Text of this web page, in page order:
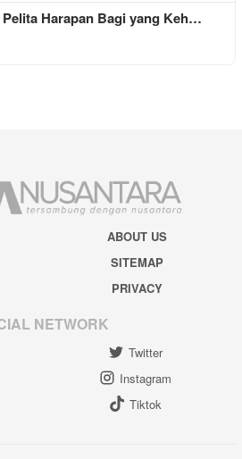
Pelita Harapan Bagi yang Keh…
ABOUT US
SITEMAP
PRIVACY
NETWORK
Twitter
Instagram
Tiktok